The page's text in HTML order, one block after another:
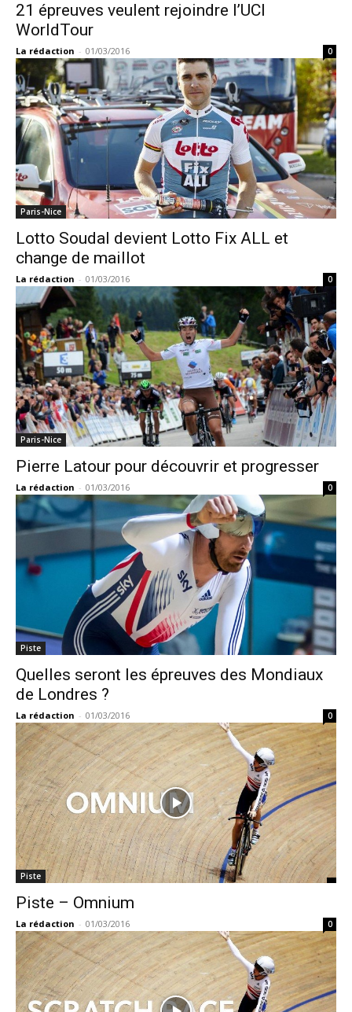
21 épreuves veulent rejoindre l’UCI
WorldTour
La rédaction - 01/03/2016 0
Paris-Nice
Lotto Soudal devient Lotto Fix ALL et
change de maillot
La rédaction - 01/03/2016 0
Paris-Nice
Pierre Latour pour découvrir et progresser
La rédaction - 01/03/2016 0
Piste
Quelles seront les épreuves des Mondiaux
de Londres ?
La rédaction - 01/03/2016 0
Piste
Piste – Omnium
La rédaction - 01/03/2016 0